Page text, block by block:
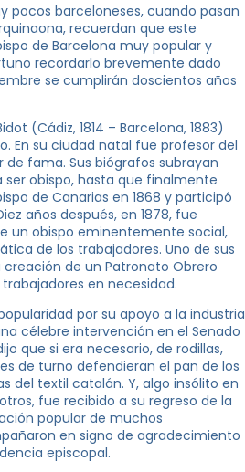
pocos barceloneses, cuando pasan
recuerdan que este
de Barcelona muy popular y
recordarlo brevemente dado
se cumplirán doscientos años
(Cádiz, 1814 – Barcelona, 1883)
En su ciudad natal fue profesor del
fama. Sus biógrafos subrayan
obispo, hasta que finalmente
de Canarias en 1868 y participó
años después, en 1878, fue
un obispo eminentemente social,
de los trabajadores. Uno de sus
de un Patronato Obrero
en necesidad.
por su apoyo a la industria
célebre intervención en el Senado
que si era necesario, de rodillas,
de turno defendieran el pan de los
del textil catalán. Y, algo insólito en
fue recibido a su regreso de la
popular de muchos
en signo de agradecimiento
episcopal.